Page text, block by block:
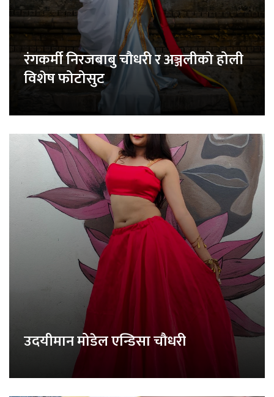
रंगकर्मी निरजबाबु चौधरी र अञ्जलीको होली
विशेष फोटोसुट
उदयीमान मोडेल एन्डिसा चौधरी